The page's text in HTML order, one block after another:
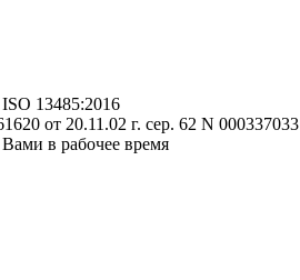
13485:2016
от 20.11.02 г. сер. 62 N 000337033
в рабочее время